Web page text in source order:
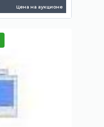
Цена на аукционе